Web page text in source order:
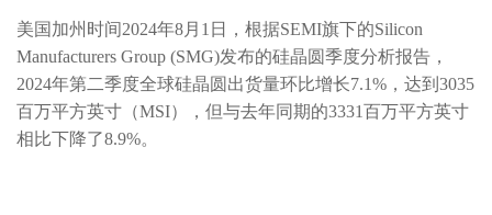
美国加州时间2024年8月1日，根据SEMI旗下的Silicon
Manufacturers Group (SMG)发布的硅晶圆季度分析报告，
2024年第二季度全球硅晶圆出货量环比增长7.1%，达到3035
百万平方英寸（MSI），但与去年同期的3331百万平方英寸
相比下降了8.9%。